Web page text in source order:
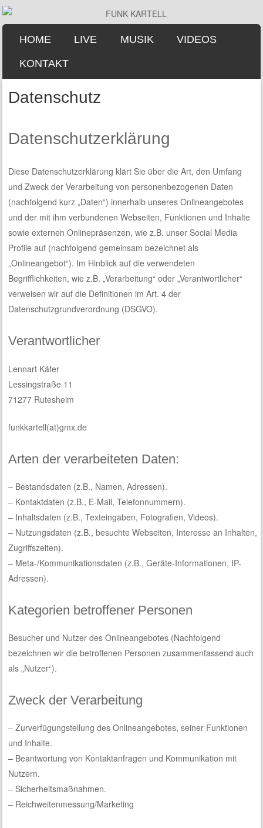
Menu
SKIP TO CONTENT
HOME LIVE MUSIK VIDEOS
KONTAKT
Datenschutz
Datenschutzerklärung
Diese Datenschutzerklärung klärt Sie über die Art, den Umfang
und Zweck der Verarbeitung von personenbezogenen Daten
(nachfolgend kurz „Daten“) innerhalb unseres Onlineangebotes
und der mit ihm verbundenen Webseiten, Funktionen und Inhalte
sowie externen Onlinepräsenzen, wie z.B. unser Social Media
Profile auf (nachfolgend gemeinsam bezeichnet als
„Onlineangebot“). Im Hinblick auf die verwendeten
Begrifflichkeiten, wie z.B. „Verarbeitung“ oder „Verantwortlicher“
verweisen wir auf die Definitionen im Art. 4 der
Datenschutzgrundverordnung (DSGVO).
Verantwortlicher
Lennart Käfer
Lessingstraße 11
71277 Rutesheim
funkkartell(at)gmx.de
Arten der verarbeiteten Daten:
– Bestandsdaten (z.B., Namen, Adressen).
– Kontaktdaten (z.B., E-Mail, Telefonnummern).
– Inhaltsdaten (z.B., Texteingaben, Fotografien, Videos).
– Nutzungsdaten (z.B., besuchte Webseiten, Interesse an Inhalten,
Zugriffszeiten).
– Meta-/Kommunikationsdaten (z.B., Geräte-Informationen, IP-
Adressen).
Kategorien betroffener Personen
Besucher und Nutzer des Onlineangebotes (Nachfolgend
bezeichnen wir die betroffenen Personen zusammenfassend auch
als „Nutzer“).
Zweck der Verarbeitung
– Zurverfügungstellung des Onlineangebotes, seiner Funktionen
und Inhalte.
– Beantwortung von Kontaktanfragen und Kommunikation mit
Nutzern.
– Sicherheitsmaßnahmen.
– Reichweitenmessung/Marketing